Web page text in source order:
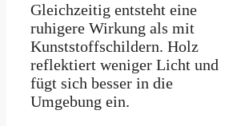
Gleichzeitig entsteht eine
ruhigere Wirkung als mit
Kunststoffschildern. Holz
reflektiert weniger Licht und
fügt sich besser in die
Umgebung ein.